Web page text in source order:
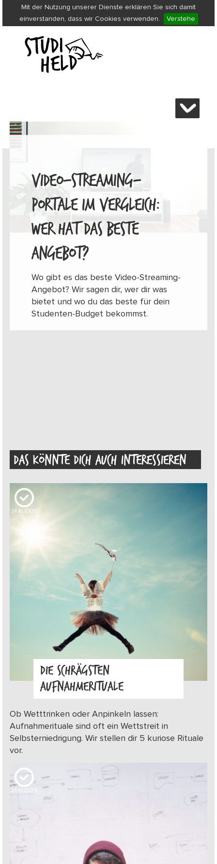
Mit der Nutzung unserer Dienste erklären Sie sich damit
einverstanden, dass wir Cookies verwenden.
Verstehe
VIDEO-STREAMING-
PORTALE IM VERGLEICH:
WER HAT DAS BESTE
ANGEBOT?
Wo gibt es das beste Video-Streaming-
Angebot? Wir sagen dir, wer dir was
bietet und wo du das beste für dein
Studenten-Budget bekommst.
DAS KÖNNTE DICH AUCH INTERESSIEREN
24 KUDOS
DIE SCHRÄGSTEN
AUFNAHMERITUALE
Ob Wetttrinken oder Anpinkeln lassen:
Aufnahmerituale sind oft ein Wettstreit in
Selbsterniedrigung. Wir stellen dir 5 kuriose Rituale
vor.
23 KUDOS